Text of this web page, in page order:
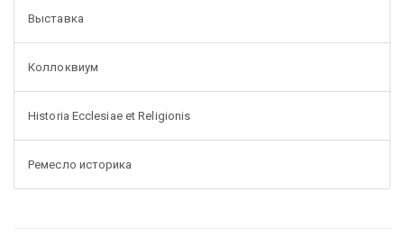
Выставка
Коллоквиум
Historia Ecclesiae et Religionis
Ремесло историка